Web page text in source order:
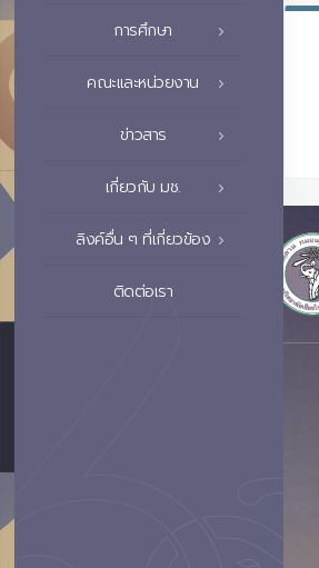
การศึกษา
คณะและหน่วยงาน
ข่าวสาร
เกี่ยวกับ มช.
ลิงค์อื่น ๆ ที่เกี่ยวข้อง
ติดต่อเรา